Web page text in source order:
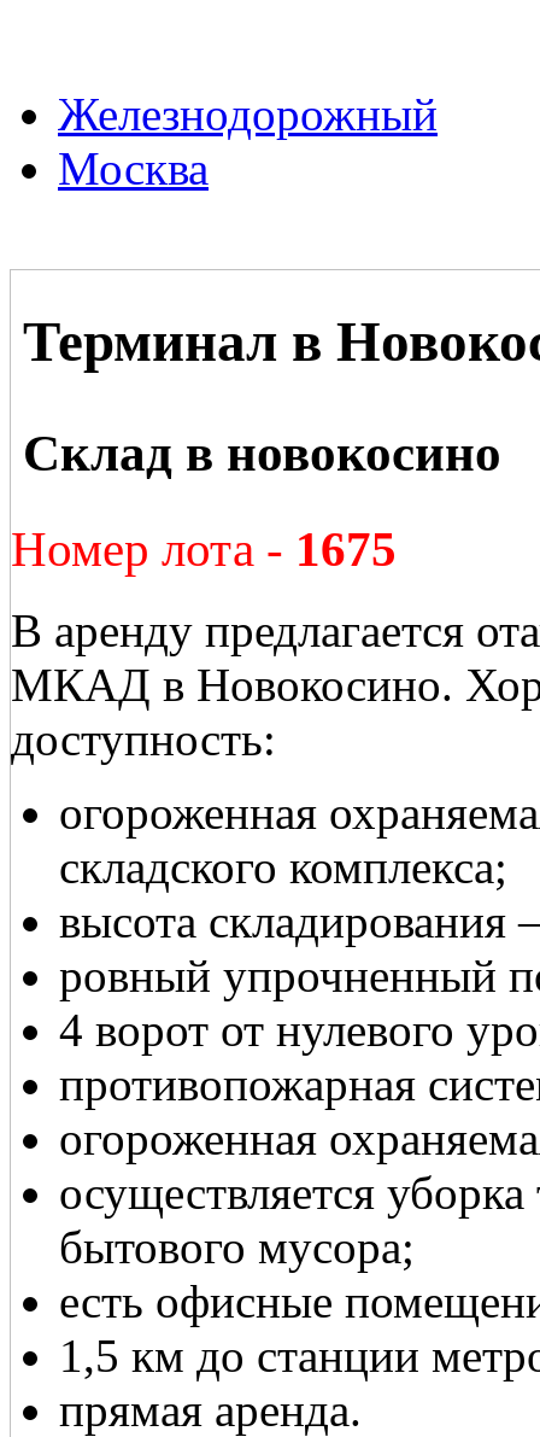
Железнодорожный
Москва
Терминал в
Склад в новокосино
Номер лота - 1675
В аренду предлагается
МКАД в Новокосино.
доступность:
огороженная
складского комплекса;
высота
ровный упрочненный
4 ворот от нулевого
противопожарная
огороженная
осуществляется
бытового мусора;
есть офисные
1,5 км до станции
прямая аренда.